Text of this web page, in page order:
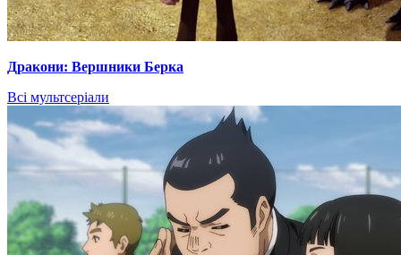
Дракони: Вершники Берка
Всі мультсеріали